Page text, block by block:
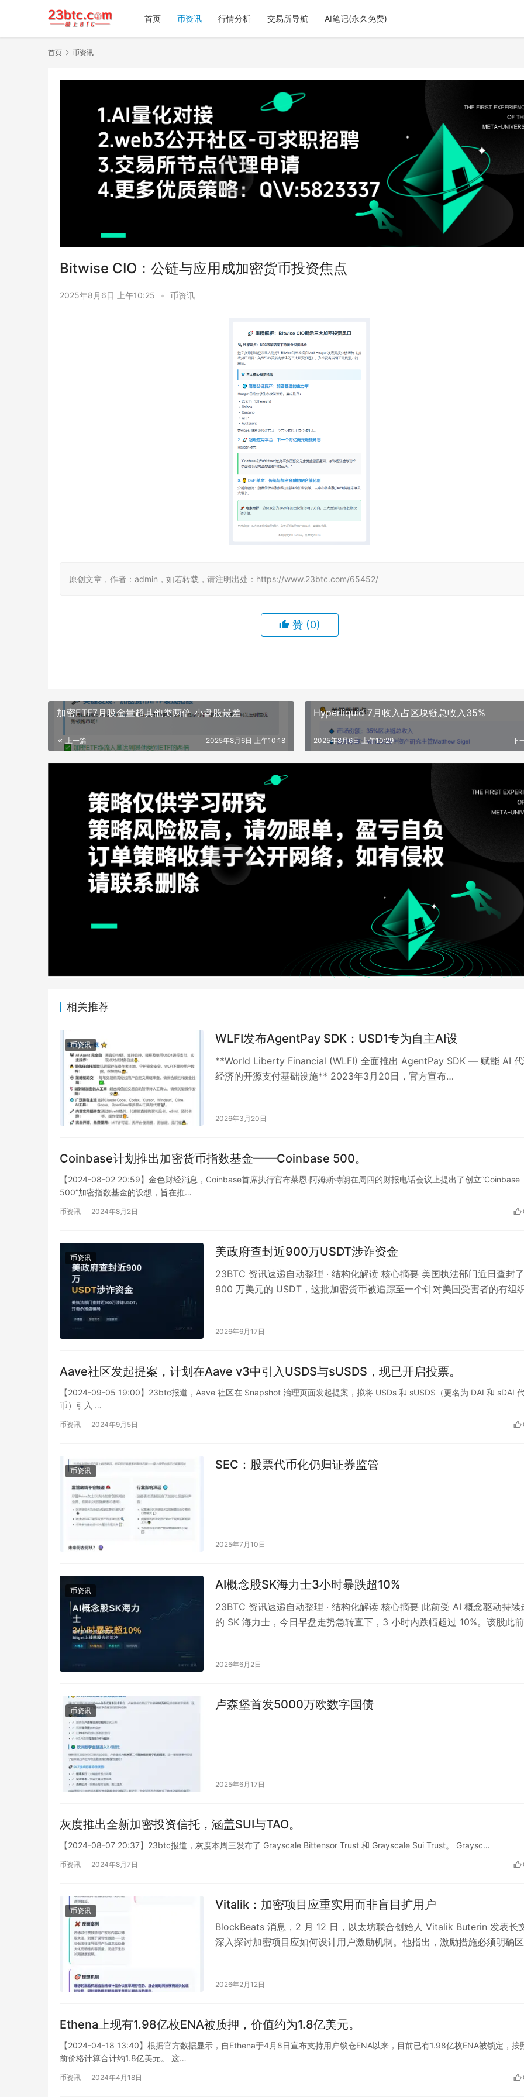
首页 币资讯 行情分析 交易所导航 AI笔记(永久免费)
首页 币资讯
Bitwise CIO：公链与应用成加密货币投资焦点
2025年8月6日 上午10:25 • 币资讯
原创文章，作者：admin，如若转载，请注明出处：https://www.23btc.com/65452/
赞 (0)
加密ETF7月吸金量超其他类两倍 小盘股最差
上一篇 2025年8月6日 上午10:18
Hyperliquid 7月收入占区块链总收入35%
下
2025年8月6日 上午10:29
相关推荐
币资讯 WLFI发布AgentPay SDK：USD1专为自主AI设
**World Liberty Financial (WLFI) 全面推出 AgentPay SDK — 赋能 AI
经济的开源支付基础设施** 2023年3月20日，官方宣布…
2026年3月20日
Coinbase计划推出加密货币指数基金——Coinbase 500。
【2024-08-02 20:59】金色财经消息，Coinbase首席执行官布莱恩·阿姆斯特朗在周四的财报电话会议上提出了创立“Coinbase
500”加密指数基金的设想，旨在推…
币资讯 2024年8月2日
币资讯 美政府查封近900万USDT涉诈资金
23BTC 资讯速递自动整理 · 结构化解读 核心摘要 美国执法部门近日查封
900 万美元的 USDT，这批加密货币被追踪至一个针对美国受害者的有组
2026年6月17日
Aave社区发起提案，计划在Aave v3中引入USDS与sUSDS，现已开启投票。
【2024-09-05 19:00】23btc报道，Aave 社区在 Snapshot 治理页面发起提案，拟将 USDs 和 sUSDS（更名为 DAI 和 sDAI
币）引入 …
币资讯 2024年9月5日
币资讯 SEC：股票代币化仍归证券监管
2025年7月10日
币资讯 AI概念股SK海力士3小时暴跌超10%
23BTC 资讯速递自动整理 · 结构化解读 核心摘要 此前受 AI 概念驱动持续
的 SK 海力士，今日早盘走势急转直下，3 小时内跌幅超过 10%。该股此
2026年6月2日
币资讯 卢森堡首发5000万欧数字国债
2025年6月17日
灰度推出全新加密投资信托，涵盖SUI与TAO。
【2024-08-07 20:37】23btc报道，灰度本周三发布了 Grayscale Bittensor Trust 和 Grayscale Sui Trust。 Graysc…
币资讯 2024年8月7日
币资讯 Vitalik：加密项目应重实用而非盲目扩用户
BlockBeats 消息，2 月 12 日，以太坊联合创始人 Vitalik Buterin 发表长
深入探讨加密项目应如何设计用户激励机制。他指出，激励措施必须明确
2026年2月12日
Ethena上现有1.98亿枚ENA被质押，价值约为1.8亿美元。
【2024-04-18 13:40】根据官方数据显示，自Ethena于4月8日宣布支持用户锁仓ENA以来，目前已有1.98亿枚ENA被锁定，按
前价格计算合计约1.8亿美元。 这…
币资讯 2024年4月18日